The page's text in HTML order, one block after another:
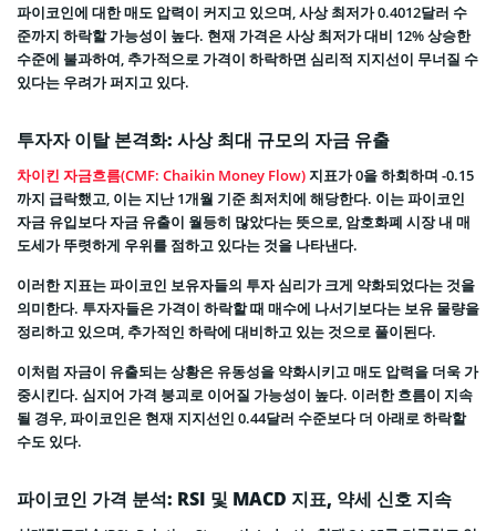
파이코인에 대한 매도 압력이 커지고 있으며, 사상 최저가 0.4012달러 수
준까지 하락할 가능성이 높다. 현재 가격은 사상 최저가 대비 12% 상승한
수준에 불과하여, 추가적으로 가격이 하락하면 심리적 지지선이 무너질 수
있다는 우려가 퍼지고 있다.
투자자 이탈 본격화: 사상 최대 규모의 자금 유출
차이킨 자금흐름(CMF: Chaikin Money Flow)지표가 0을 하회하며 -0.15
까지 급락했고, 이는 지난 1개월 기준 최저치에 해당한다. 이는 파이코인
자금 유입보다 자금 유출이 월등히 많았다는 뜻으로, 암호화폐 시장 내 매
도세가 뚜렷하게 우위를 점하고 있다는 것을 나타낸다.
이러한 지표는 파이코인 보유자들의 투자 심리가 크게 약화되었다는 것을
의미한다. 투자자들은 가격이 하락할 때 매수에 나서기보다는 보유 물량을
정리하고 있으며, 추가적인 하락에 대비하고 있는 것으로 풀이된다.
이처럼 자금이 유출되는 상황은 유동성을 약화시키고 매도 압력을 더욱 가
중시킨다. 심지어 가격 붕괴로 이어질 가능성이 높다. 이러한 흐름이 지속
될 경우, 파이코인은 현재 지지선인 0.44달러 수준보다 더 아래로 하락할
수도 있다.
파이코인 가격 분석: RSI 및 MACD 지표, 약세 신호 지속